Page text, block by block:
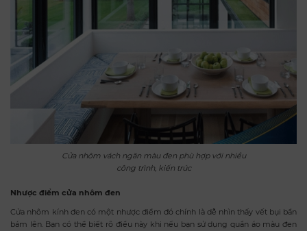
Cửa nhôm vách ngăn màu đen phù hợp với nhiều
công trình, kiến trúc
Nhược điểm cửa nhôm đen
Cửa nhôm kính đen có một nhược điểm đó chính là dễ nhìn thấy vết bụi bẩn
bám lên. Bạn có thể biết rõ điều này khi nếu bạn sử dụng quần áo màu đen